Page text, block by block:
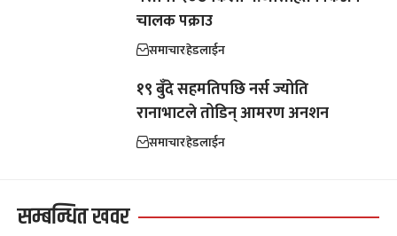
चालक पक्राउ
समाचारहेडलाईन
१९ बुँदे सहमतिपछि नर्स ज्योति
रानाभाटले तोडिन् आमरण अनशन
समाचारहेडलाईन
सम्बन्धित खवर